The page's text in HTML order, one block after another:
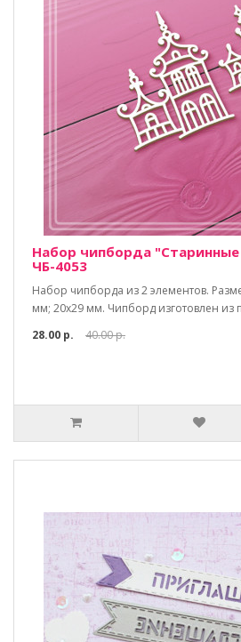
Набор чипборда
ЧБ-4053
Набор чипборда из 2 элементов.
мм; 20х29 мм. Чипборд изготовлен из
28.00 р.
40.00 р.